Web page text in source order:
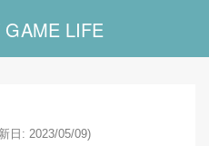
GAME LIFE
日: 2023/05/09)